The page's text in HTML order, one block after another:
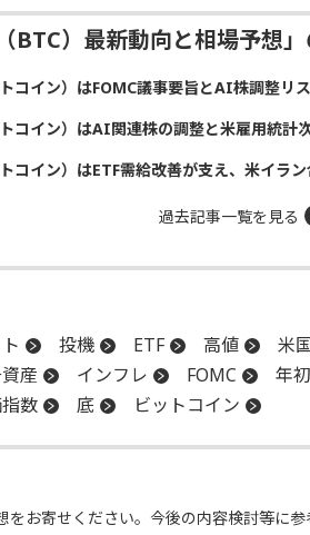
BTC）最新動向と相場予想
コイン）はFOMC議事要旨とAI株調整リ
コイン）はAI関連株の調整と米雇用統計
コイン）はETF需給改善が支え、米イラ
過去記事一覧を見る
投機 ETF 高値 米
産 インフレ FOMC 年
数 底 ビットコイン
をお寄せください。今後の内容検討等に参